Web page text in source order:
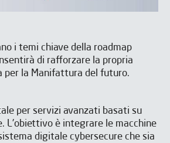
i temi chiave della roadmap
di rafforzare la propria
per la Manifattura del futuro.
per servizi avanzati basati su
L'obiettivo è integrare le macchine
digitale cybersecure che sia